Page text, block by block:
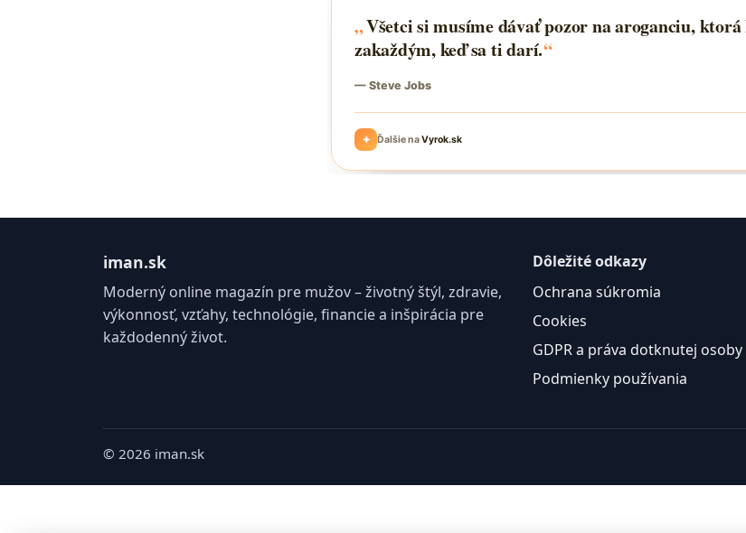
iman.sk
Moderný online magazín pre mužov – životný štýl, zdravie,
výkonnosť, vzťahy, technológie, financie a inšpirácia pre
každodenný život.
Dôležité odkazy
Ochrana súkromia
Cookies
GDPR a práva dotknutej osoby
Podmienky používania
© 2026 iman.sk